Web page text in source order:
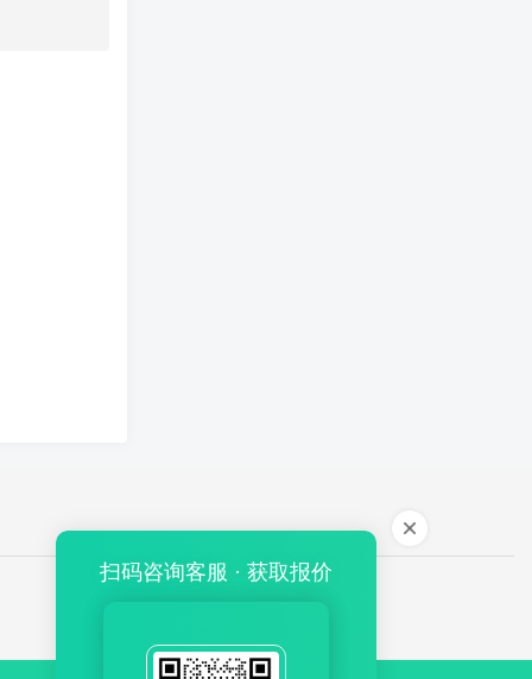
扫码咨询客服 · 获取报价